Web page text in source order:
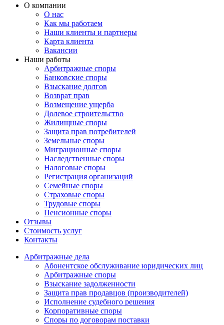
О компании
О нас
Как мы работаем
Наши клиенты и партнеры
Карта клиента
Вакансии
Наши работы
Арбитражные споры
Банковские споры
Взыскание долгов
Возврат прав
Возмещение ущерба
Долевое строительство
Жилищные споры
Защита прав потребителей
Земельные споры
Миграционные споры
Наследственные споры
Налоговые споры
Регистрация организаций
Семейные споры
Страховые споры
Трудовые споры
Пенсионные споры
Отзывы
Стоимость услуг
Контакты
Арбитражные дела
Абонентское обслуживание юридических лиц
Арбитражные споры
Взыскание задолженности
Защита прав продавцов (производителей)
Исполнение судебного решения
Корпоративные споры
Споры по договорам поставки